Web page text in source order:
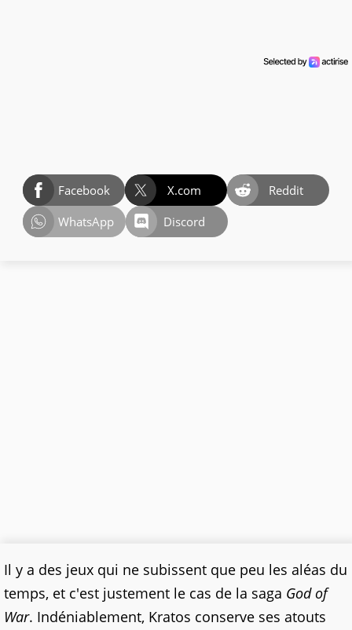
Facebook X.com
Reddit
WhatsApp
Discord
Il y a des jeux qui ne subissent que peu les aléas du
temps, et c'est justement le cas de la saga God of
War. Indéniablement, Kratos conserve ses atouts